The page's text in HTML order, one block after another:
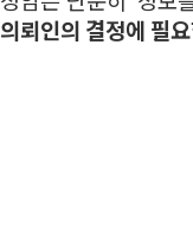
의뢰인의 결정에 필